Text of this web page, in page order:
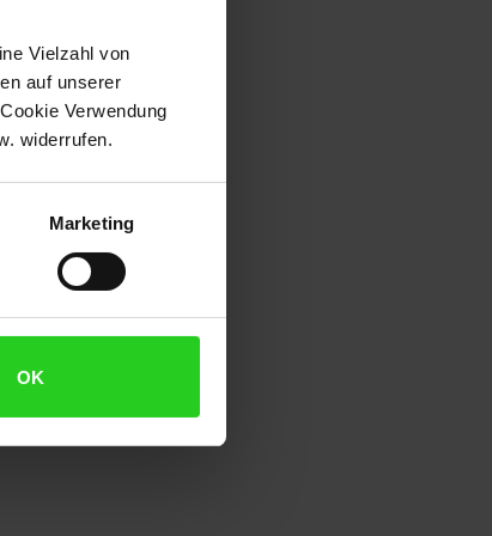
Vielzahl von
auf unserer
Verwendung
widerrufen.
Marketing
OK